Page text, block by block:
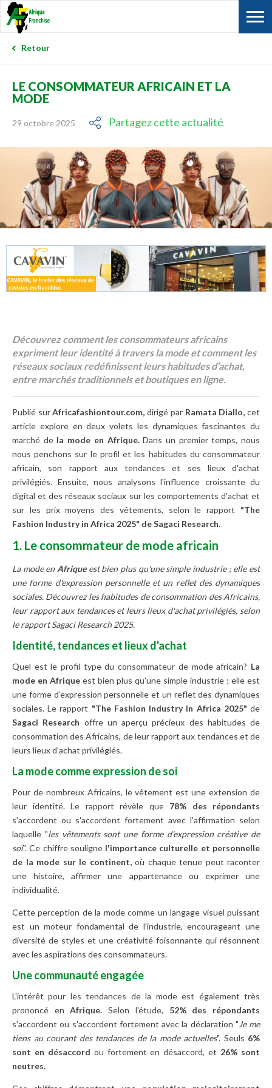
Retour
LE CONSOMMATEUR AFRICAIN ET LA
MODE
29 octobre 2025 Partagez cette actualité
Découvrez comment les consommateurs africains
expriment leur identité à travers la mode et comment les
réseaux sociaux redéfinissent leurs habitudes d’achat,
entre marchés traditionnels et boutiques en ligne.
Publié surAfricafashiontour.com, dirigé par Ramata Diallo, cet
article explore en deux volets les dynamiques fascinantes du
marché dela mode en Afrique.Dans un premier temps, nous
nous penchons sur le profil et les habitudes du consommateur
africain, son rapport aux tendances et ses lieux d'achat
privilégiés. Ensuite, nous analysons l'influence croissante du
digital et des réseaux sociaux sur les comportements d'achat et
sur les prix moyens des vêtements, selon le rapport "The
Fashion Industry in Africa 2025" de Sagaci Research.
1. Le consommateur de mode africain
La mode en Afriqueest bien plus qu'une simple industrie ; elle est
une forme d'expression personnelle et un reflet des dynamiques
sociales. Découvrez les habitudes de consommation des Africains,
leur rapport aux tendances et leurs lieux d'achat privilégiés, selon
le rapport Sagaci Research 2025.
Identité, tendances et lieux d'achat
Quel est le profil type du consommateur de mode africain? La
mode en Afrique est bien plus qu'une simple industrie ; elle est
une forme d'expression personnelle et un reflet des dynamiques
sociales. Le rapport "The Fashion Industry in Africa 2025" de
Sagaci Research offre un aperçu précieux des habitudes de
consommation des Africains, de leur rapport aux tendances et de
leurs lieux d'achat privilégiés.
La mode comme expression de soi
Pour de nombreux Africains, le vêtement est une extension de
leur identité. Le rapport révèle que 78% des répondants
s'accordent ou s'accordent fortement avec l'affirmation selon
laquelle "les vêtements sont une forme d'expression créative de
soi". Ce chiffre souligne l'importance culturelle et personnelle
de la mode sur le continent,où chaque tenue peut raconter
une histoire, affirmer une appartenance ou exprimer une
individualité.
Cette perception de la mode comme un langage visuel puissant
est un moteur fondamental de l'industrie, encourageant une
diversité de styles et une créativité foisonnante qui résonnent
avec les aspirations des consommateurs.
Une communauté engagée
L'intérêt pour les tendances de la mode est également très
prononcé enAfrique. Selon l'étude, 52% des répondants
s'accordent ou s'accordent fortement avec la déclaration " Je me
tiens au courant des tendances de la mode actuelles". Seuls 6%
sont en désaccord ou fortement en désaccord, et 26% sont
neutres.